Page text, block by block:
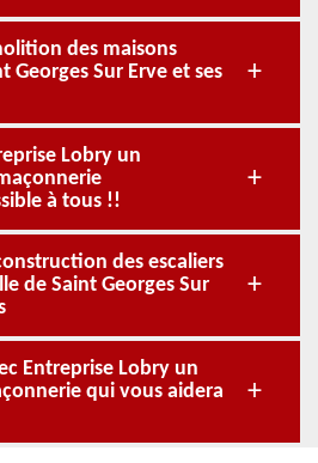
des maisons
Georges Sur Erve et ses
Lobry un
à tous !!
des escaliers
de Saint Georges Sur
Entreprise Lobry un
qui vous aidera